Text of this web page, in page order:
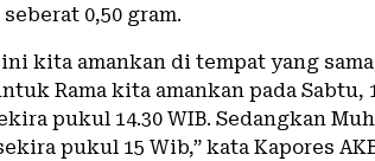
0,50 gram.
kita amankan di tempat yang
Rama kita amankan pada Sabtu,
pukul 14.30 WIB. Sedangkan
pukul 15 Wib,” kata Kapores